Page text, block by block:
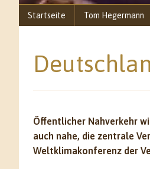
Startseite Tom Hegermann
Öffentlicher Nahverkehr
auch nahe, die zentrale
Weltklimakonferenz der